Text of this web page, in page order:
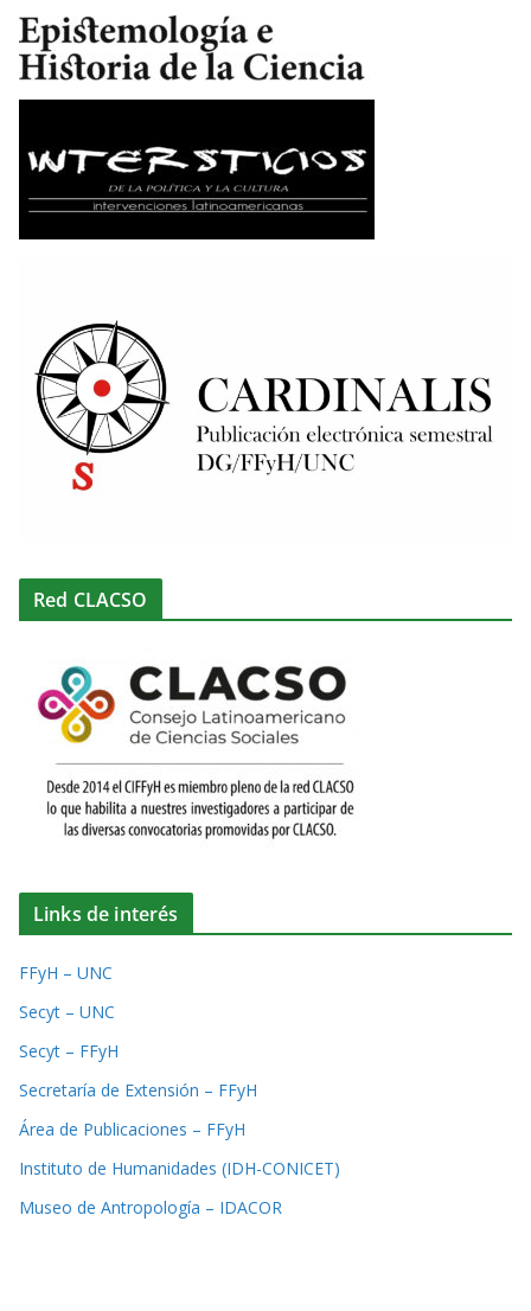
Red CLACSO
Links de interés
FFyH – UNC
Secyt – UNC
Secyt – FFyH
Secretaría de Extensión – FFyH
Área de Publicaciones – FFyH
Instituto de Humanidades (IDH-CONICET)
Museo de Antropología – IDACOR